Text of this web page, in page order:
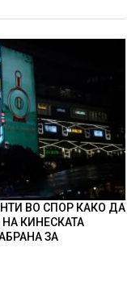
ВО СПОР КАКО ДА
КИНЕСКАТА
ЗА